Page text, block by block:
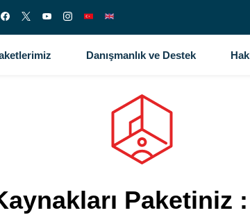
Danışmanlık ve Destek
Paketiniz